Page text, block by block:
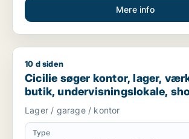
Mere info
Cicilie søger kontor, lager, værksted,
10 d siden
Cicilie søger kontor, lager,
butik, undervisningslokale,
erhvervsgrund,
garage til leje i Region Sjælland
Nordsjælland
Lager / garage / kontor
Type